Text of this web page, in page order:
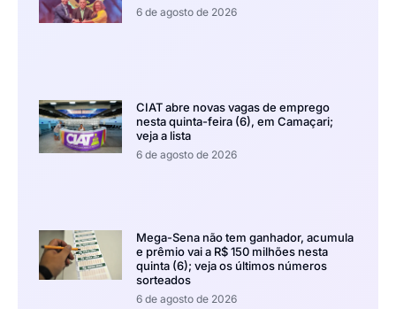
6 de agosto de 2026
CIAT abre novas vagas de emprego
nesta quinta-feira (6), em Camaçari;
veja a lista
6 de agosto de 2026
Mega-Sena não tem ganhador, acumula
e prêmio vai a R$ 150 milhões nesta
quinta (6); veja os últimos números
sorteados
6 de agosto de 2026